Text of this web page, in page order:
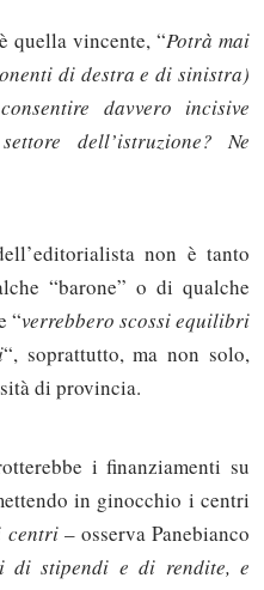
quella vincente, “Potrà mai
di destra e di sinistra)
consentire davvero incisive
dell’istruzione? Ne
non è tanto
“barone” o di qualche
“verrebbero scossi equilibri
“, soprattutto, ma non solo,
di provincia.
i finanziamenti su
in ginocchio i centri
centri– osserva Panebianco
di stipendi e di rendite, e